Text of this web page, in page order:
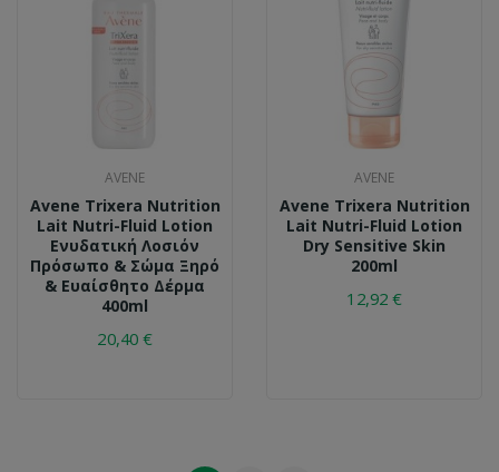
AVENE
Avene Trixera Nutrition
Lait Nutri-Fluid Lotion
Ενυδατική Λοσιόν
Πρόσωπο & Σώμα Ξηρό
& Ευαίσθητο Δέρμα
400ml
20,40 €
AVENE
Avene Trixera Nutrition
Lait Nutri-Fluid Lotion
Dry Sensitive Skin
200ml
12,92 €